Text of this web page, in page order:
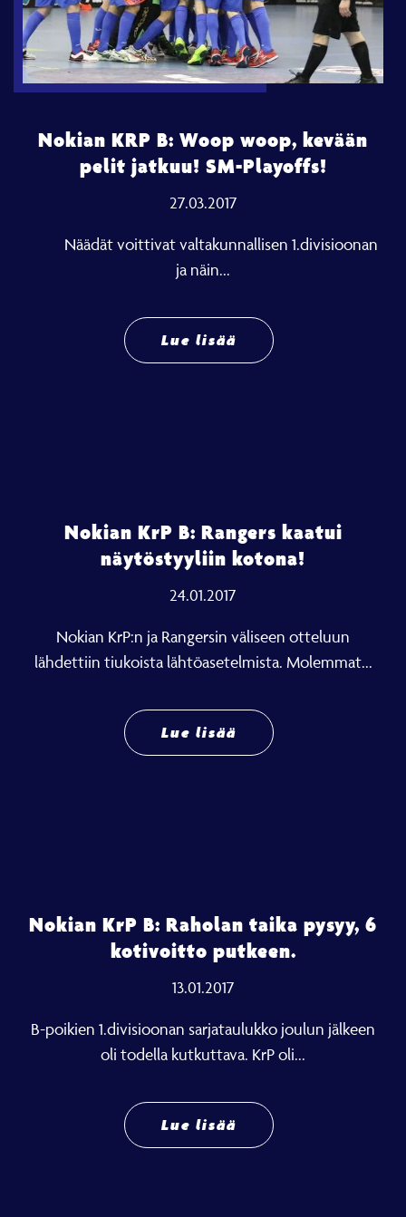
Nokian KRP B: Woop woop, kevään
pelit jatkuu! SM-Playoffs!
27.03.2017
Näädät voittivat valtakunnallisen 1.divisioonan
ja näin...
Lue lisää
Nokian KrP B: Rangers kaatui
näytöstyyliin kotona!
24.01.2017
Nokian KrP:n ja Rangersin väliseen otteluun
lähdettiin tiukoista lähtöasetelmista. Molemmat...
Lue lisää
Nokian KrP B: Raholan taika pysyy, 6
kotivoitto putkeen.
13.01.2017
B-poikien 1.divisioonan sarjataulukko joulun jälkeen
oli todella kutkuttava. KrP oli...
Lue lisää